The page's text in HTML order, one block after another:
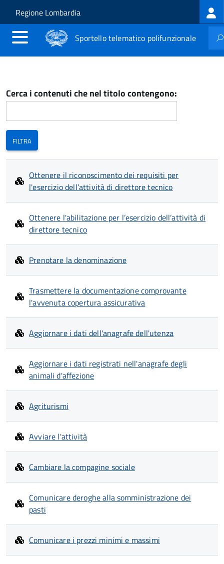
Salta al contenuto principale
Skip to site navigation
Regione Lombardia
Sportello telematico polifunzionale
Cerca i contenuti che nel titolo contengono:
Ottenere il riconoscimento dei requisiti per
l'esercizio dell’attività di direttore tecnico
Ottenere l'abilitazione per l’esercizio dell’attività di
direttore tecnico
Prenotare la denominazione
Trasmettere la documentazione comprovante
l'avvenuta copertura assicurativa
Aggiornare i dati dell'anagrafe dell'utenza
Aggiornare i dati registrati nell'anagrafe degli
animali d'affezione
Agriturismi
Avviare l'attività
Cambiare la compagine sociale
Comunicare deroghe alla somministrazione dei
pasti
Comunicare i prezzi minimi e massimi